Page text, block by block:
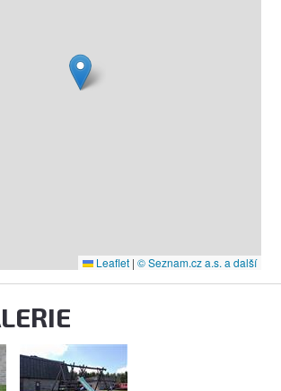
Leaflet | © Seznam.cz a.s. a další